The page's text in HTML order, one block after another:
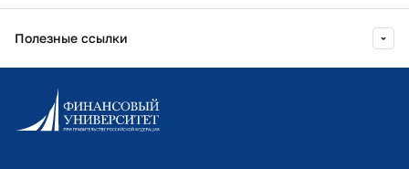
Полезные ссылки
Информационно-образовательный портал
Личный кабинет поступающего